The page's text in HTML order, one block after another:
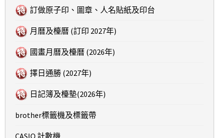
訂做原子印、圖章、人名貼紙及印台
月曆及檯曆 (訂印 2027年)
國畫月曆及檯曆 (2026年)
擇日通勝 (2027年)
日記簿及檯墊(2026年)
brother標籤機及標籤帶
CASIO 計數機